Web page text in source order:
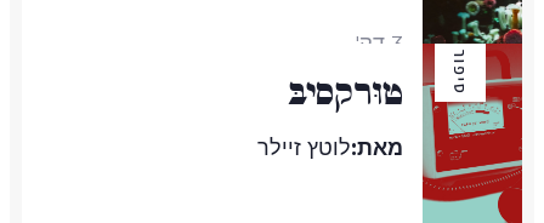
3 דק'
סיפור טוּרְקסִיבּ
מאת:לוטץ זיילר